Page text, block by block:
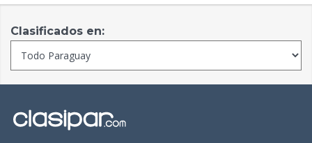
Clasificados en: